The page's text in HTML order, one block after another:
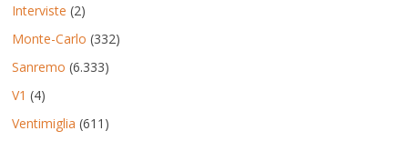
Interviste (2)
Monte-Carlo (332)
Sanremo (6.333)
V1 (4)
Ventimiglia (611)